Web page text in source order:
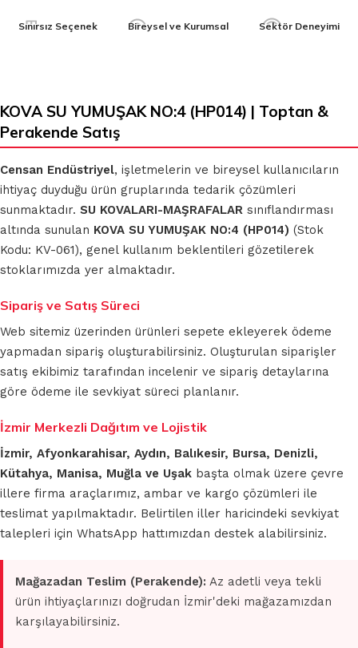
Sınırsız Seçenek Bireysel ve Kurumsal Sektör Deneyimi
KOVA SU YUMUŞAK NO:4 (HP014) | Toptan &
Perakende Satış
Censan Endüstriyel, işletmelerin ve bireysel kullanıcıların
ihtiyaç duyduğu ürün gruplarında tedarik çözümleri
sunmaktadır. SU KOVALARI-MAŞRAFALAR sınıflandırması
altında sunulan KOVA SU YUMUŞAK NO:4 (HP014) (Stok
Kodu: KV-061), genel kullanım beklentileri gözetilerek
stoklarımızda yer almaktadır.
Sipariş ve Satış Süreci
Web sitemiz üzerinden ürünleri sepete ekleyerek ödeme
yapmadan sipariş oluşturabilirsiniz. Oluşturulan siparişler
satış ekibimiz tarafından incelenir ve sipariş detaylarına
göre ödeme ile sevkiyat süreci planlanır.
İzmir Merkezli Dağıtım ve Lojistik
İzmir, Afyonkarahisar, Aydın, Balıkesir, Bursa, Denizli,
Kütahya, Manisa, Muğla ve Uşak başta olmak üzere çevre
illere firma araçlarımız, ambar ve kargo çözümleri ile
teslimat yapılmaktadır. Belirtilen iller haricindeki sevkiyat
talepleri için WhatsApp hattımızdan destek alabilirsiniz.
Mağazadan Teslim (Perakende): Az adetli veya tekli
ürün ihtiyaçlarınızı doğrudan İzmir'deki mağazamızdan
karşılayabilirsiniz.